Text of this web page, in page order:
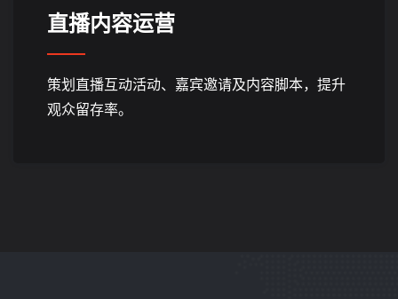
直播内容运营
策划直播互动活动、嘉宾邀请及内容脚本，提升
观众留存率。